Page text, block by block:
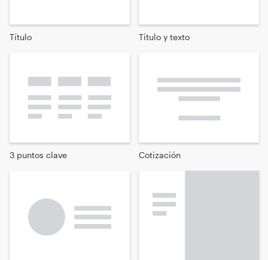
Título Título y texto
3 puntos clave Cotización